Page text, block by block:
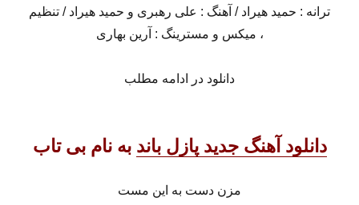
ترانه : حمید هیراد / آهنگ : علی رهبری و حمید هیراد / تنظیم
، میکس و مسترینگ : آرین بهاری
دانلود در ادامه مطلب
دانلود آهنگ جدید پازل باند به نام بی تاب
مزن دست به این مست